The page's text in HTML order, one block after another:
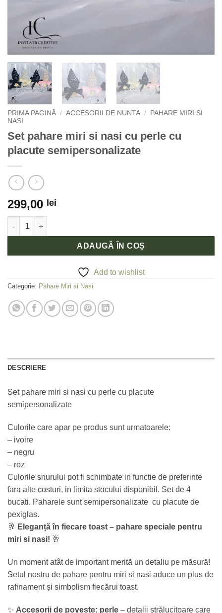
PRIMA PAGINĂ / ACCESORII DE NUNTA /
PAHARE MIRI SI
NASI
Set pahare miri si nasi cu perle cu
placute semipersonalizate
299,00 lei
Cantitate Set pahare miri si nasi cu perle cu placute
ADAUGĂ ÎN COȘ
Add to wishlist
Categorie: Pahare Miri si Nasi
DESCRIERE
Set pahare miri si nasi cu perle cu placute
semipersonalizate
Culorile care apar pe produs sunt urmatoarele:
– ivoire
– negru
– roz
Culorile snurului pot fi schimbate in functie de preferinte
fara alte costuri, in limita stocului disponibil. Set de 4
bucati. Paharele sunt semipersonalizate cu placute de
pexiglas.
🥂 Eleganță în fiecare toast – pahare speciale pentru
miri si nasi! 🥂
Un moment atât de important merită un detaliu pe măsură!
Setul nostru de pahare pentru miri si nasi aduce un plus de
rafinament și simbolism fiecărui toast.
✨ Accesorii de poveste: perle – detalii strălucitoare care